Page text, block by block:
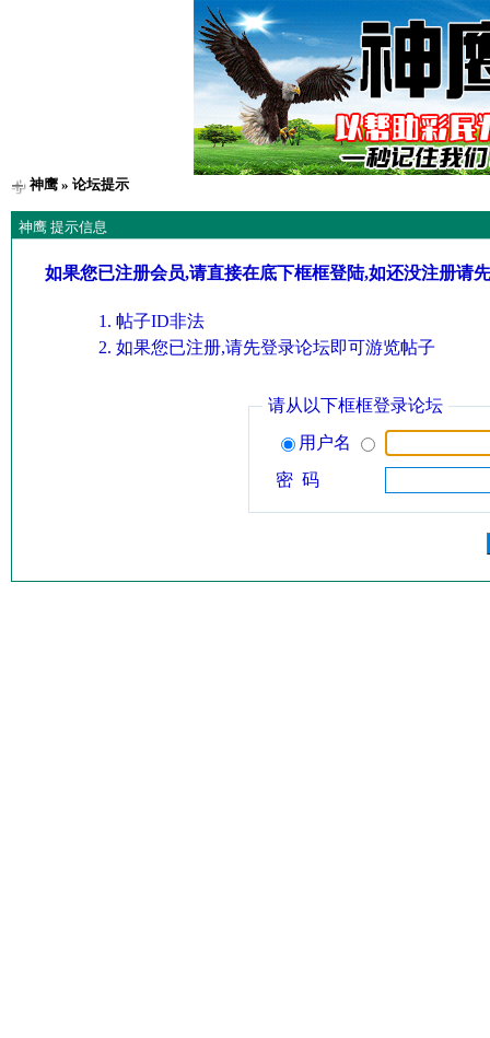
神鹰» 论坛提示
神鹰 提示信息
如果您已注册会员,请直接在底下框框登陆,如还没注册请
帖子ID非法
如果您已注册,请先登录论坛即可游览帖子
请从以下框框登录论坛
用户名
密 码